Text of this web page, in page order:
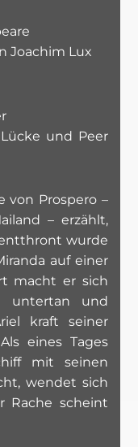
Joachim Lux
und Peer
von Prospero –
– erzählt,
wurde
auf einer
macht er sich
untertan und
kraft seiner
eines Tages
mit seinen
wendet sich
Rache scheint